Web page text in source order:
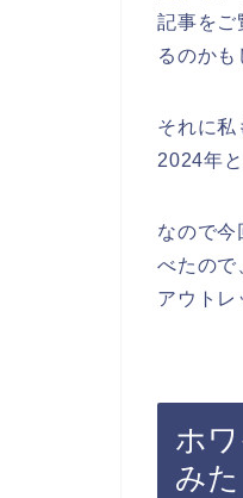
記事をご
るのかも
それに私
2024年
なので今
べたので
アウトレ
ホ
みた